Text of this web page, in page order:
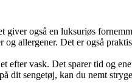
også en luksuriøs
allergener. Det er også
efter vask. Det sparer tid og
dit sengetøj, kan du nemt